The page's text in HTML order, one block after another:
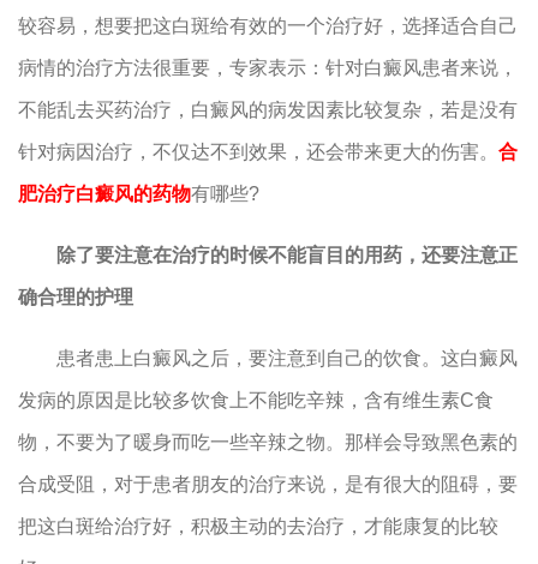
较容易，想要把这白斑给有效的一个治疗好，选择适合自己
病情的治疗方法很重要，专家表示：针对白癜风患者来说，
不能乱去买药治疗，白癜风的病发因素比较复杂，若是没有
针对病因治疗，不仅达不到效果，还会带来更大的伤害。 合
肥治疗白癜风的药物有哪些?
除了要注意在治疗的时候不能盲目的用药，还要注意正
确合理的护理
患者患上白癜风之后，要注意到自己的饮食。这白癜风
发病的原因是比较多饮食上不能吃辛辣，含有维生素C食
物，不要为了暖身而吃一些辛辣之物。那样会导致黑色素的
合成受阻，对于患者朋友的治疗来说，是有很大的阻碍，要
把这白斑给治疗好，积极主动的去治疗，才能康复的比较